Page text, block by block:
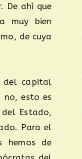
De ahí que
muy bien
de cuya
del capital
no, esto es
Estado,
Para el
hemos de